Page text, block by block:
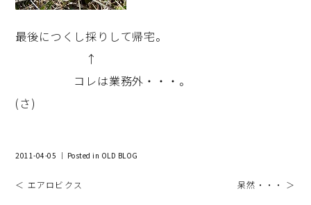
最後につくし採りして帰宅。
↑
コレは業務外・・・。
(さ)
2011-04-05 ｜ Posted in OLD BLOG
＜ エアロビクス 呆然・・・ ＞